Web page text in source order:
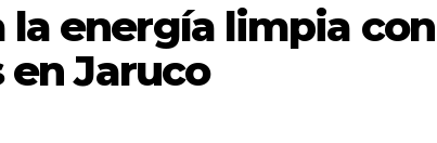
energía limpia con
Jaruco